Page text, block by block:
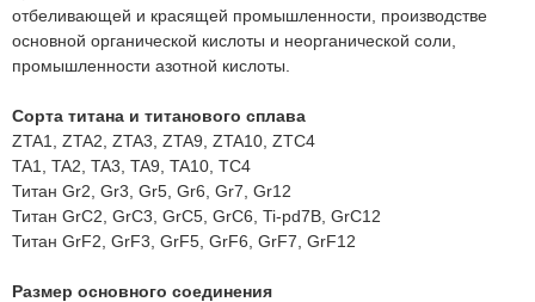
отбеливающей и красящей промышленности, производстве
основной органической кислоты и неорганической соли,
промышленности азотной кислоты.
Сорта титана и титанового сплава
ZTA1, ZTA2, ZTA3, ZTA9, ZTA10, ZTC4
TA1, TA2, TA3, TA9, TA10, TC4
Титан Gr2, Gr3, Gr5, Gr6, Gr7, Gr12
Титан GrC2, GrC3, GrC5, GrC6, Ti-pd7B, GrC12
Титан GrF2, GrF3, GrF5, GrF6, GrF7, GrF12
Размер основного соединения